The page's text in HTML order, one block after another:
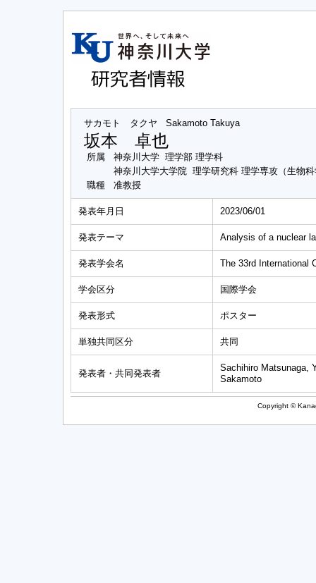
サカモト タクヤ Sakamoto Takuya
坂本 卓也
所属
神奈川大学 理学部 理学科
神奈川大学大学院 理学研究科 理学専攻（生物
職種
准教授
発表年月日 2023/06/01
発表テーマ Analysis of a nuclear
発表学会名 The 33rd International
学会区分 国際学会
発表形式 ポスター
単独共同区分 共同
発表者・共同発表者
Sachihiro Matsunaga,
Sakamoto
Copyright ©